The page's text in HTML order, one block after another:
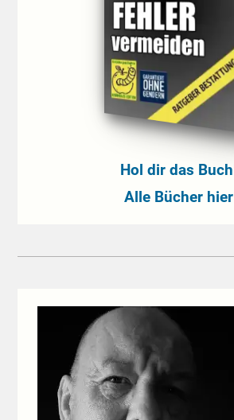
Hol dir das
Alle Bücher hier